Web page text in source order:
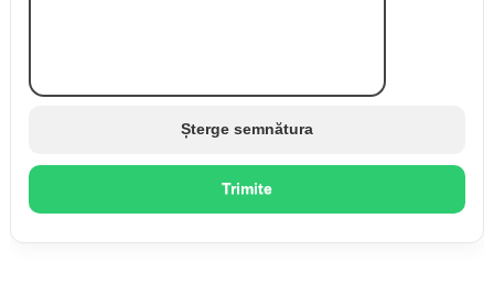
Șterge semnătura
Trimite